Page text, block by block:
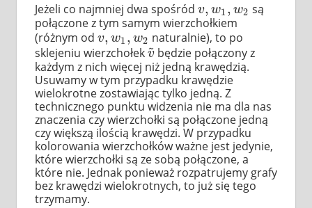
Jeżeli co najmniej dwa spośród v, w1 , w2
v,w1,w 2
są
połączone z tym samym wierzchołkiem
(różnym od v, w1 , w2
v,w1,w 2
naturalnie), to po
sklejeniu wierzchołek v
~
v~będzie połączony z
każdym z nich więcej niż jedną krawędzią.
Usuwamy w tym przypadku krawędzie
wielokrotne zostawiając tylko jedną. Z
technicznego punktu widzenia nie ma dla nas
znaczenia czy wierzchołki są połączone jedną
czy większą ilością krawędzi. W przypadku
kolorowania wierzchołków ważne jest jedynie,
które wierzchołki są ze sobą połączone, a
które nie. Jednak ponieważ rozpatrujemy grafy
bez krawędzi wielokrotnych, to już się tego
trzymamy.